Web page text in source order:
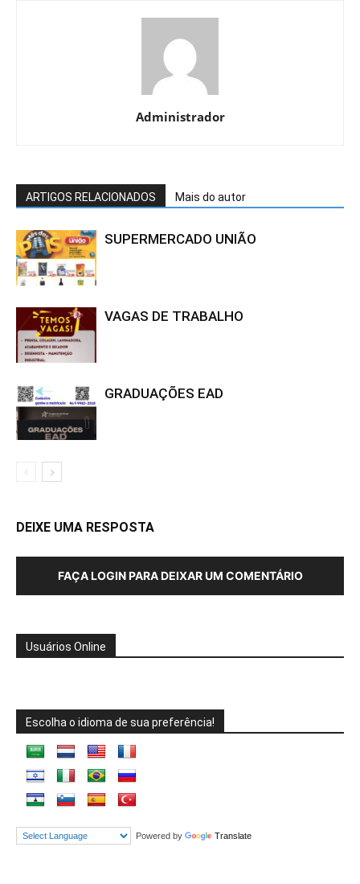
Administrador
ARTIGOS RELACIONADOS Mais do autor
SUPERMERCADO UNIÃO
VAGAS DE TRABALHO
GRADUAÇÕES EAD
DEIXE UMA RESPOSTA
FAÇA LOGIN PARA DEIXAR UM COMENTÁRIO
Usuários Online
Escolha o idioma de sua preferência!
Powered by Translate